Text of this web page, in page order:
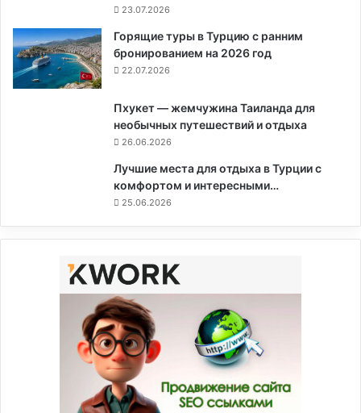
23.07.2026
Горящие туры в Турцию с ранним
бронированием на 2026 год
22.07.2026
Пхукет — жемчужина Таиланда для
необычных путешествий и отдыха
26.06.2026
Лучшие места для отдыха в Турции с
комфортом и интересными…
25.06.2026